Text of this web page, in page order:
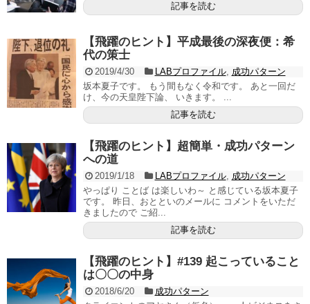
記事を読む
【飛躍のヒント】平成最後の深夜便：希
代の策士
2019/4/30 LABプロファイル, 成功パターン
坂本夏子です。 もう間もなく令和です。 あと一回だ
け、今の天皇陛下論、 いきます。 ...
記事を読む
【飛躍のヒント】超簡単・成功パターン
への道
2019/1/18 LABプロファイル, 成功パターン
やっぱり ことば は楽しいわ～ と感じている坂本夏子
です。 昨日、おとといのメールに コメントをいただ
きましたので ご紹...
記事を読む
【飛躍のヒント】#139 起こっていること
は〇〇の中身
2018/6/20
成功パターン